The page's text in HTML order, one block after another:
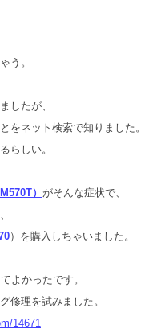
う。
したが、
をネット検索で知りました。
らしい。
） がそんな症状で、
）を購入しちゃいました。
よかったです。
修理を試みました。
14671